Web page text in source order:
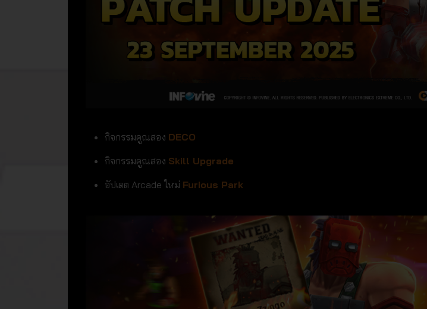
กิจกรรมคูณสอง DECO
กิจกรรมคูณสอง Skill Upgrade
อัปเดต Arcade ใหม่ Furious Park